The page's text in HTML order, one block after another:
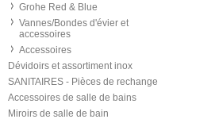
Grohe Red & Blue
Vannes/Bondes d'évier et
accessoires
Accessoires
Dévidoirs et assortiment inox
SANITAIRES - Pièces de rechange
Accessoires de salle de bains
Miroirs de salle de bain